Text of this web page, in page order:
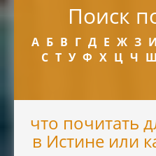
Поиск
А Б В Г Д Е Ж З И
С Т У Ф Х Ц Ч Ш
что почитать
в Истине или